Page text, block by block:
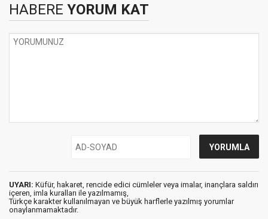
HABERE YORUM KAT
UYARI: Küfür, hakaret, rencide edici cümleler veya imalar, inançlara saldırı
içeren, imla kuralları ile yazılmamış,
Türkçe karakter kullanılmayan ve büyük harflerle yazılmış yorumlar
onaylanmamaktadır.